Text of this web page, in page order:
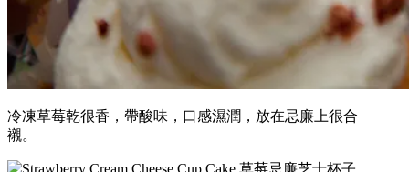
冷凍草莓乾很香，帶酸味，口感濕潤，放在忌廉上很合
襯。